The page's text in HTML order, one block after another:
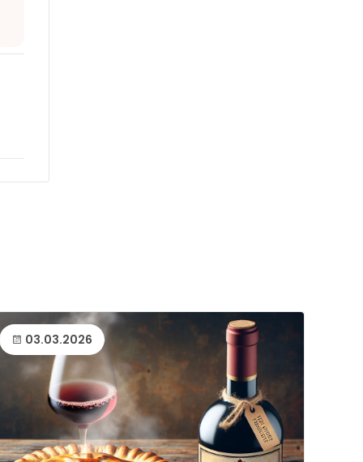
03.03.2026